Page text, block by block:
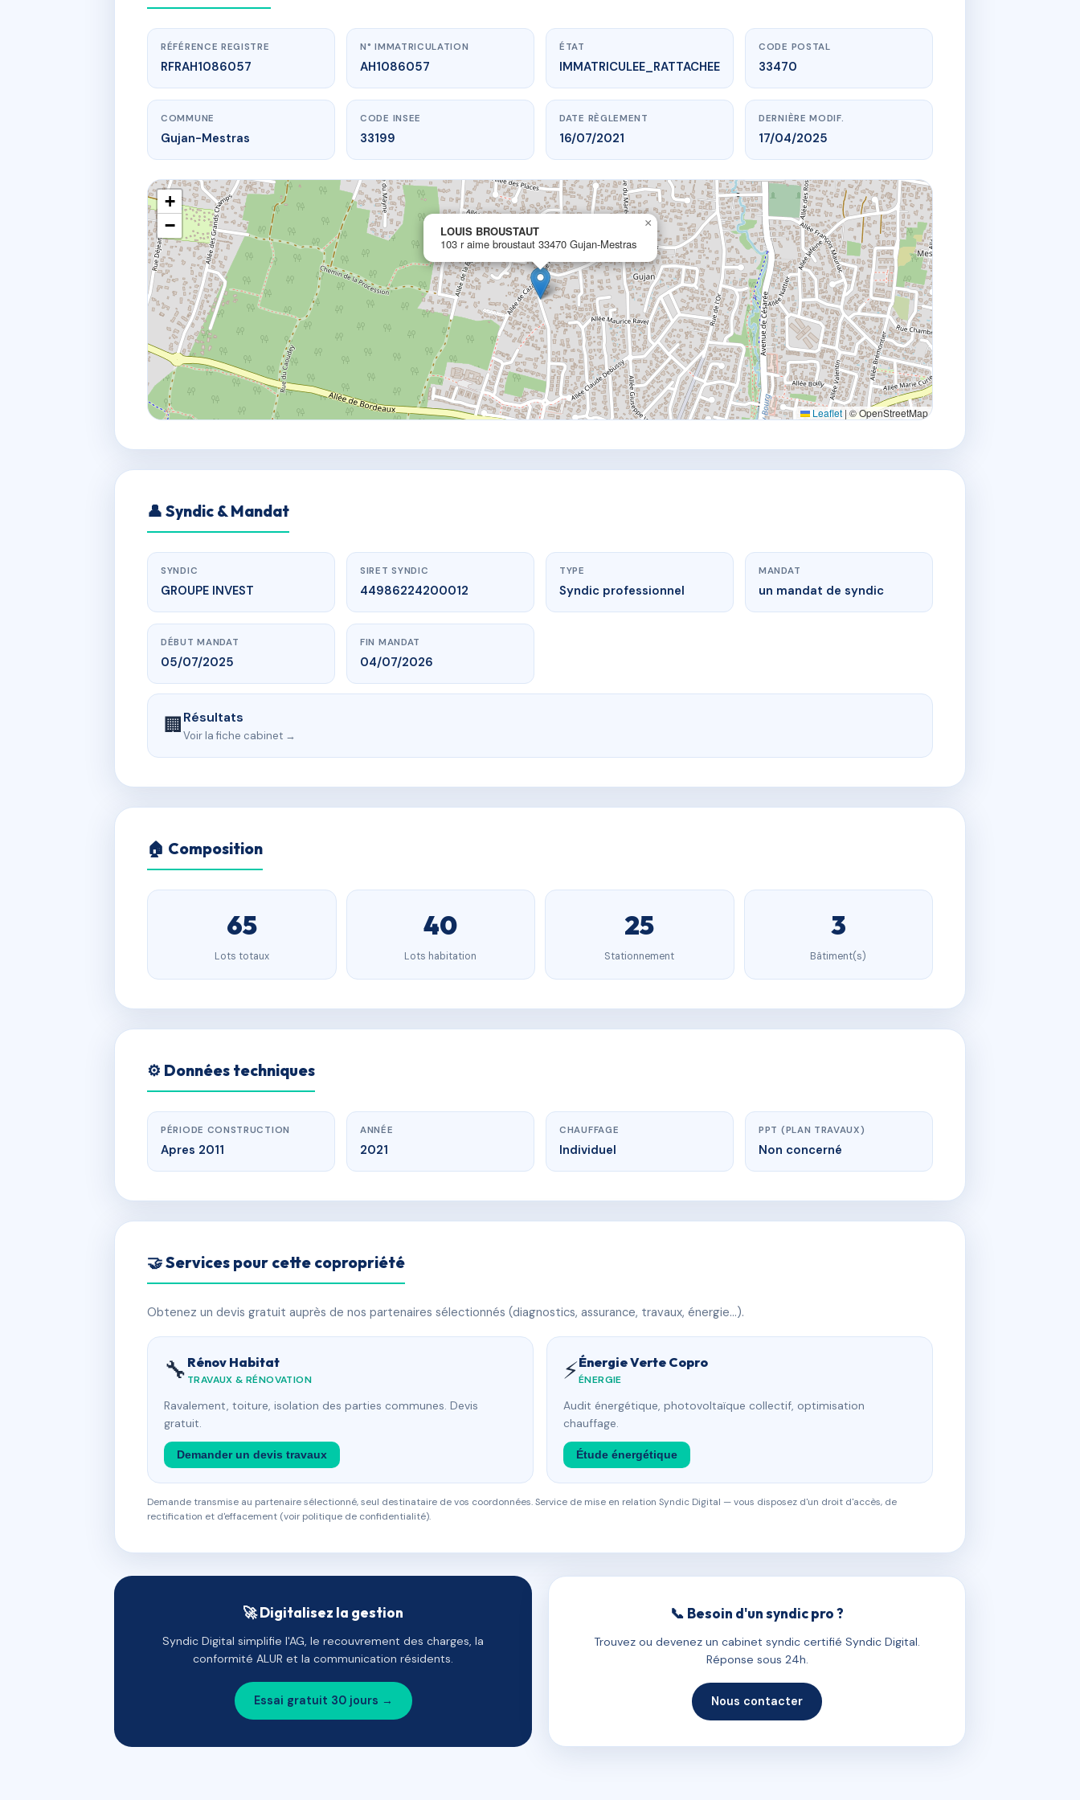
www.vme.plus/AH1086057
LOUIS BROUSTAUT
103 r aime broustaut33470 Gujan-Mestras
RÉFÉRENCE REGISTRE
RFRAH1086057
N° IMMATRICULATION
AH1086057
ÉTAT
IMMATRICULEE_RATTACHEE
CODE POSTAL
33470
COMMUNE
Gujan-Mestras
CODE INSEE
33199
DATE RÈGLEMENT
16/07/2021
DERNIÈRE MODIF.
17/04/2025
LOUIS BROUSTAUT
103 r aime broustaut 33470 Gujan-Mestras
×
+
−
Leaflet | © OpenStreetMap
👤 Syndic & Mandat
SYNDIC
GROUPE INVEST
SIRET SYNDIC
44986224200012
TYPE
Syndic professionnel
MANDAT
un mandat de syndic
DÉBUT MANDAT
05/07/2025
FIN MANDAT
04/07/2026
🏢Résultats
Voir la fiche cabinet →
🏠 Composition
65
Lots totaux
40
Lots habitation
25
Stationnement
3
Bâtiment(s)
⚙️ Données techniques
PÉRIODE CONSTRUCTION
Apres 2011
ANNÉE
2021
CHAUFFAGE
Individuel
PPT (PLAN TRAVAUX)
Non concerné
🤝 Services pour cette copropriété
Obtenez un devis gratuit auprès de nos partenaires sélectionnés (diagnostics, assurance, travaux, énergie…).
🔧 Rénov Habitat
TRAVAUX & RÉNOVATION
Ravalement, toiture, isolation des parties communes. Devis
gratuit.
Demander un devis travaux
⚡Énergie Verte Copro
ÉNERGIE
Audit énergétique, photovoltaïque collectif, optimisation
chauffage.
Étude énergétique
Demande transmise au partenaire sélectionné, seul destinataire de vos coordonnées. Service de mise en relation Syndic Digital — vous disposez d'un droit d'accès, de
rectification et d'effacement (voir politique de confidentialité).
🚀 Digitalisez la gestion
Syndic Digital simplifie l'AG, le recouvrement des charges, la
conformité ALUR et la communication résidents.
Essai gratuit 30 jours →
📞 Besoin d'un syndic pro ?
Trouvez ou devenez un cabinet syndic certifié Syndic Digital.
Réponse sous 24h.
Nous contacter